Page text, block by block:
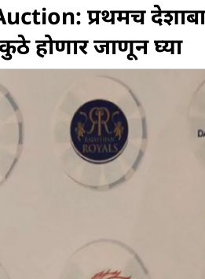
प्रथमच
होणार जाणून घ्या